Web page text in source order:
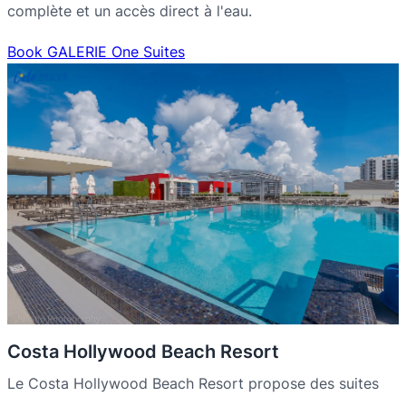
complète et un accès direct à l'eau.
Book GALERIE One Suites
Costa Hollywood Beach Resort
Le Costa Hollywood Beach Resort propose des suites